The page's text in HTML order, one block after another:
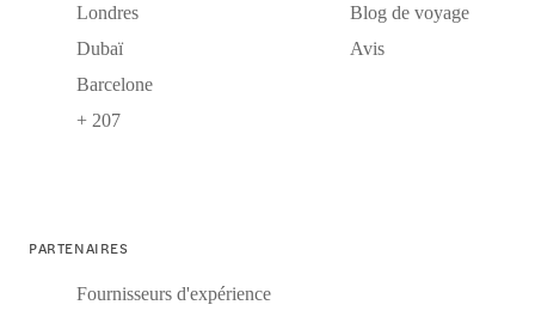
Londres
Dubaï
Barcelone
+ 207
Blog de voyage
Avis
PARTENAIRES
Fournisseurs d'expérience